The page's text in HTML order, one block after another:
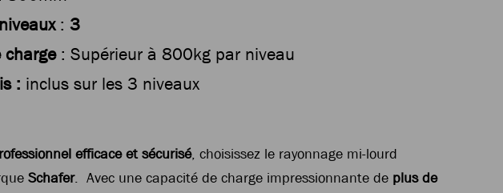
: 3
charge: Supérieur à 800kg par niveau
: inclus sur les 3 niveaux
efficace et sécurisé, choisissez le rayonnage mi-lourd
Schafer. Avec une capacité de charge impressionnante de plus de